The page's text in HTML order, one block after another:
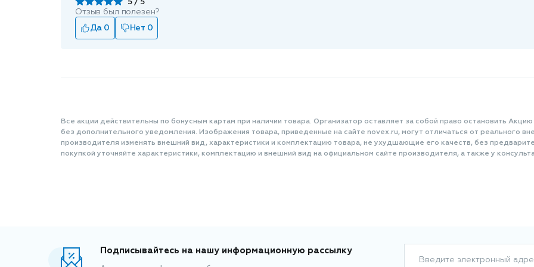
5
Отзыв был полезен?
Да 0
Нет 0
Все акции действительны по бонусным картам при наличии товара. Организатор оставляет за собой право остановить
без дополнительного уведомления. Изображения товара, приведенные на сайте novex.ru, могут отличаться от реального
производителя изменять внешний вид, характеристики и комплектацию товара, не ухудшающие его качеств, без
покупкой уточняйте характеристики, комплектацию и внешний вид на официальном сайте производителя, а также у
Подписывайтесь на нашу информационную рассылку
Введите электронный